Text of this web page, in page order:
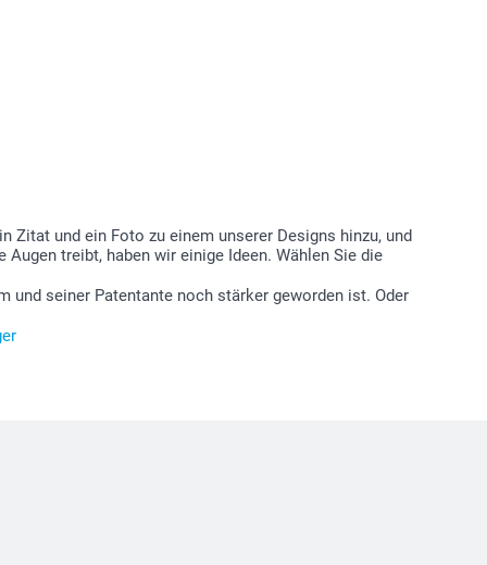
Zitat und ein Foto zu einem unserer Designs hinzu, und
treibt, haben wir einige Ideen. Wählen Sie die
und seiner Patentante noch stärker geworden ist. Oder